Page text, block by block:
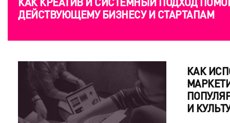
ДЕЙСТВУЮЩЕМУ БИЗНЕСУ И СТАРТАПАМ
КАК
И